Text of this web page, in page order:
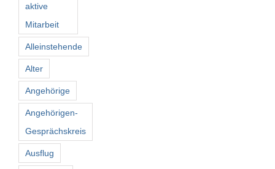
aktive
Mitarbeit
Alleinstehende
Alter
Angehörige
Angehörigen-
Gesprächskreis
Ausflug